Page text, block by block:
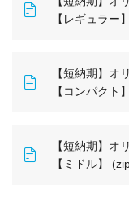
【レギュラー
【短納期】
【コンパクト
【短納期】
【ミドル】